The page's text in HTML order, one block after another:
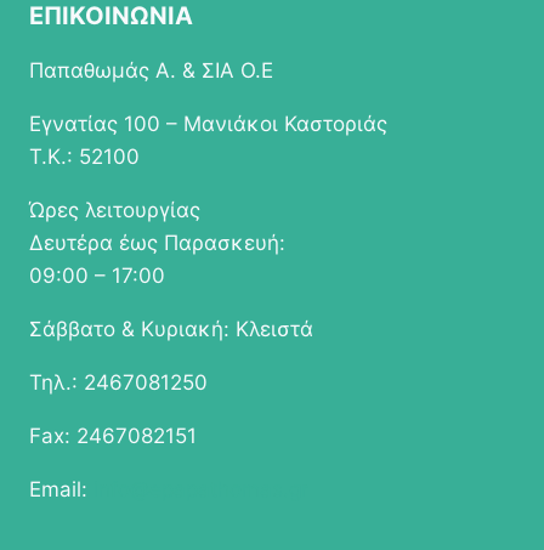
ΕΠΙΚΟΙΝΩΝΙΑ
Παπαθωμάς Α. & ΣΙΑ Ο.Ε
Εγνατίας 100 – Μανιάκοι Καστοριάς
Τ.Κ.: 52100
Ώρες λειτουργίας
Δευτέρα έως Παρασκευή:
09:00 – 17:00
Σάββατο & Κυριακή: Κλειστά
Τηλ.: 2467081250
Fax: 2467082151
Email: